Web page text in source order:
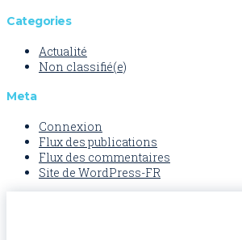
Categories
Actualité
Non classifié(e)
Meta
Connexion
Flux des publications
Flux des commentaires
Site de WordPress-FR